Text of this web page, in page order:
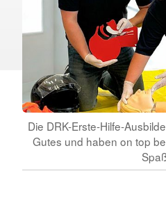
Die DRK-Erste-Hilfe-
Gutes und haben on top